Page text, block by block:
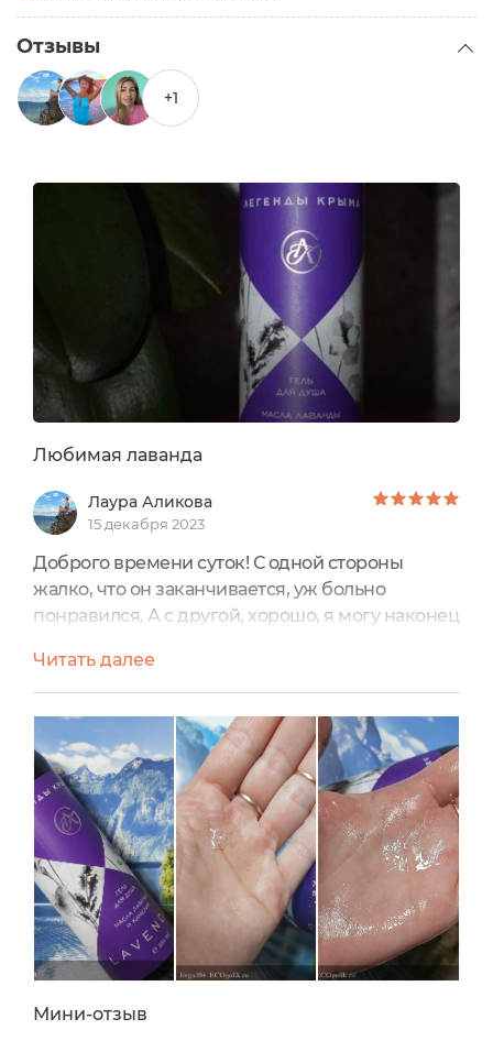
Отзывы
+1
Любимая лаванда
Лаура Аликова
15 декабря 2023
Доброго времени суток! С одной стороны
жалко, что он заканчивается, уж больно
понравился. А с другой, хорошо, я могу наконец
что такой кайфовый аромат, как минимум,
успокоит и поднимет настроение в душе, а
потом и в душе. Встречайте героя отзыва: гель
для душа "Lavender" от Легенды
Крыма. Покупала за свои кровные - 302 рэ.Цена
на оф.сайте - 380 рэ.Объем...
Читать далее
Мини-отзыв